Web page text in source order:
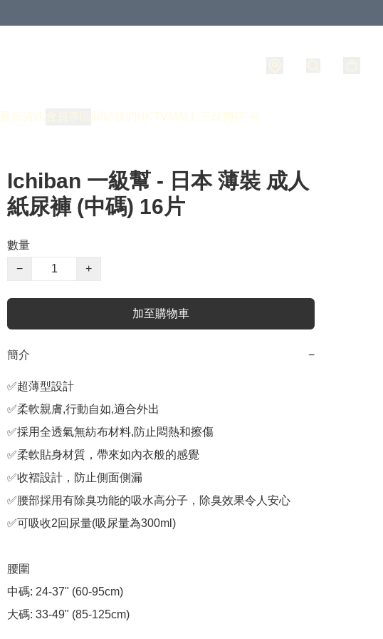
最新資訊 關於我們 HKTVMALL 三龍商店 🛒
Ichiban 一級幫 - 日本 薄裝 成人
紙尿褲 (中碼) 16片
數量
−
+
加至購物車
簡介 −
✅超薄型設計
✅柔軟親膚,行動自如,適合外出
✅採用全透氣無紡布材料,防止悶熱和擦傷
✅柔軟貼身材質，帶來如內衣般的感覺
✅收褶設計，防止側面側漏
✅腰部採用有除臭功能的吸水高分子，除臭效果令人安心
✅可吸收2回尿量(吸尿量為300ml)
腰圍
中碼: 24-37" (60-95cm)
大碼: 33-49" (85-125cm)